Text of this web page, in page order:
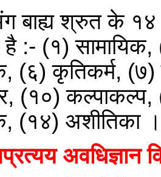
बाह्य श्रुत के १४
है :- (१)
(६) कृतिकर्म,
(१०)
(१४) अशीतिका ।
अवधिज्ञान